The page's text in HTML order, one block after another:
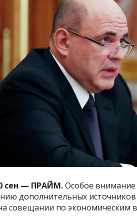
сен — ПРАЙМ.Особое
дополнительных
совещании по экономическим